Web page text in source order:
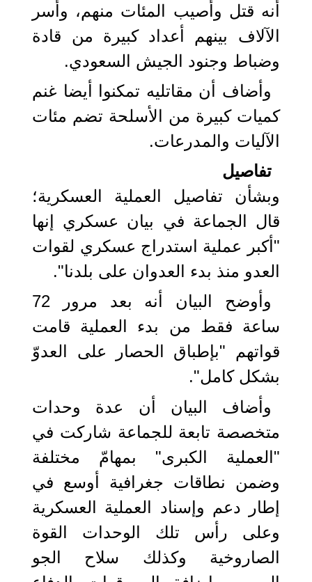
أنه قتل وأصيب المئات منهم، وأسر
الآلاف بينهم أعداد كبيرة من قادة
وضباط وجنود الجيش السعودي.
وأضاف أن مقاتليه تمكنوا أيضا غنم
كميات كبيرة من الأسلحة تضم مئات
الآليات والمدرعات.
تفاصيل
وبشأن تفاصيل العملية العسكرية؛
قال الجماعة في بيان عسكري إنها
"أكبر عملية استدراج عسكري لقوات
العدو منذ بدء العدوان على بلدنا".
وأوضح البيان أنه بعد مرور 72
ساعة فقط من بدء العملية قامت
قواتهم "بإطباق الحصار على العدوّ
بشكل كامل".
وأضاف البيان أن عدة وحدات
متخصصة تابعة للجماعة شاركت في
"العملية الكبرى" بمهامّ مختلفة
وضمن نطاقات جغرافية أوسع في
إطار دعم وإسناد العملية العسكرية
وعلى رأس تلك الوحدات القوة
الصاروخية وكذلك سلاح الجو